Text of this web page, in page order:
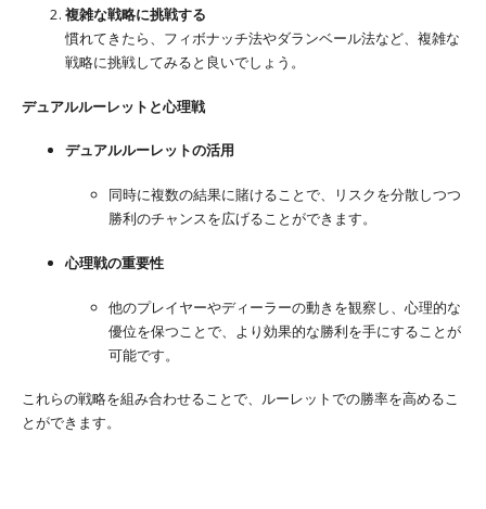
複雑な戦略に挑戦する
慣れてきたら、フィボナッチ法やダランベール法など、複雑な
戦略に挑戦してみると良いでしょう。
デュアルルーレットと心理戦
デュアルルーレットの活用
同時に複数の結果に賭けることで、リスクを分散しつつ
勝利のチャンスを広げることができます。
心理戦の重要性
他のプレイヤーやディーラーの動きを観察し、心理的な
優位を保つことで、より効果的な勝利を手にすることが
可能です。
これらの戦略を組み合わせることで、ルーレットでの勝率を高めるこ
とができます。